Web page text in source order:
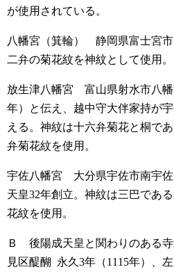
が使用されている。
八幡宮（箕輪） 静岡県富士宮
二弁の菊花紋を神紋として使用。
放生津八幡宮 富山県射水市八
年）と伝え、越中守大伴家持が
える。神紋は十六弁菊花と桐で
弁菊花紋を使用。
宇佐八幡宮 大分県宇佐市南宇佐
天皇32年創立。神紋は三巴であ
花紋を使用。
Ｂ 後陽成天皇と関わりのある
見区醍醐 永久3年（1115年）、